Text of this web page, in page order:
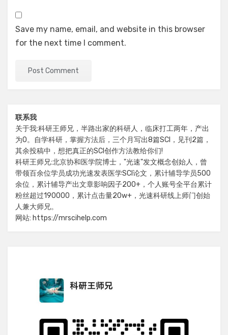
Save my name, email, and website in this browser
for the next time I comment.
联系我
关于我:科研王师兄，半路出家的科研人，临床打工两年，产出
为0。自学科研，掌握方法后，三个月写出8篇SCI，见刊2篇，
其余投稿中，想把真正的SCI创作方法教给你们!
科研王师兄:北京协和医学院博士，"光速"发文概念创始人，曾
带领百余位学员成功光速发表医学SCI论文，累计辅导学员500
余位，累计辅导产出文章影响因子200+，个人账号全平台累计
粉丝超过190000，累计点击量20w+，光速科研线上师门创始
人兼大师兄。
网站: https://mrscihelp.com